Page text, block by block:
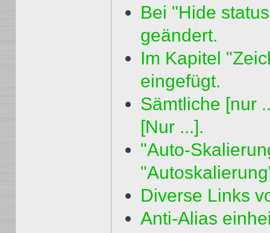
Bei "Hide
geändert.
Im Kapitel
eingefügt.
Sämtliche [nur
[Nur ...].
"Auto-
Diverse Links
Anti-Alias